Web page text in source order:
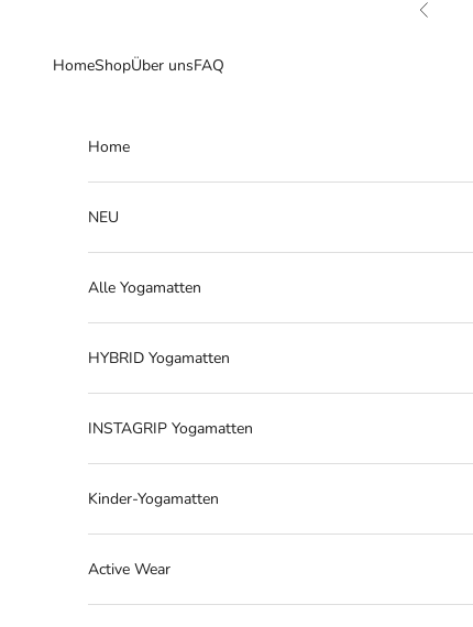
Zurück
HomeShopÜber unsFAQ
Home
NEU
Alle Yogamatten
HYBRID Yogamatten
INSTAGRIP Yogamatten
Kinder-Yogamatten
Active Wear